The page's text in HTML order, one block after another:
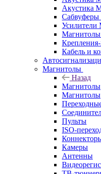
Акустика
Сабвуферы
Усилители
Кабель и
Магнитолы
Назад
Магнитолы
Магнитолы
Пульты
ISO-
Камеры
Антенны